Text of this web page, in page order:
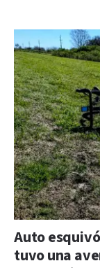
Auto
tuvo una